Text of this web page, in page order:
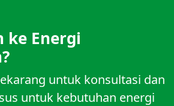
ke Energi
untuk konsultasi dan
untuk kebutuhan energi